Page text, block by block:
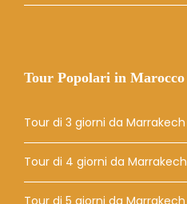
Tour Popolari in Marocco
Tour di 3 giorni da Marrakech
Tour di 4 giorni da Marrakech
Tour di 5 giorni da Marrakech